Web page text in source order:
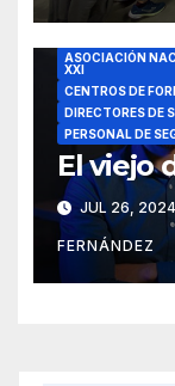
ASOCIACIÓN
XXI
CENTROS DE
DIRECTORES DE
PERSONAL DE
El viejo
JUL 26, 2024
FERNÁNDEZ